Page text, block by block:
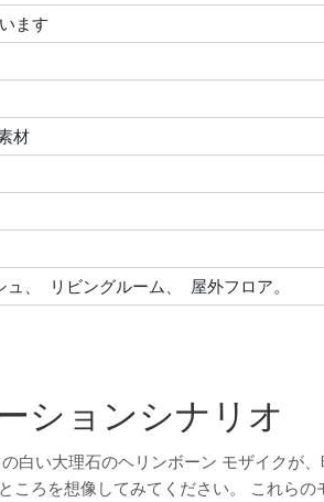
ます
材
、 リビングルーム、 屋外フロア。
ションシナリオ
白い大理石のヘリンボーン モザイクが
ころを想像してみてください。 これら